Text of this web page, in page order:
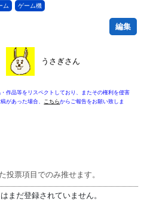
ム ゲーム機
編集
うさぎさん
作品等をリスペクトしており、またその権利を侵害
があった場合、 こちらからご報告をお願い致しま
票項目でのみ推せます。
まだ登録されていません。